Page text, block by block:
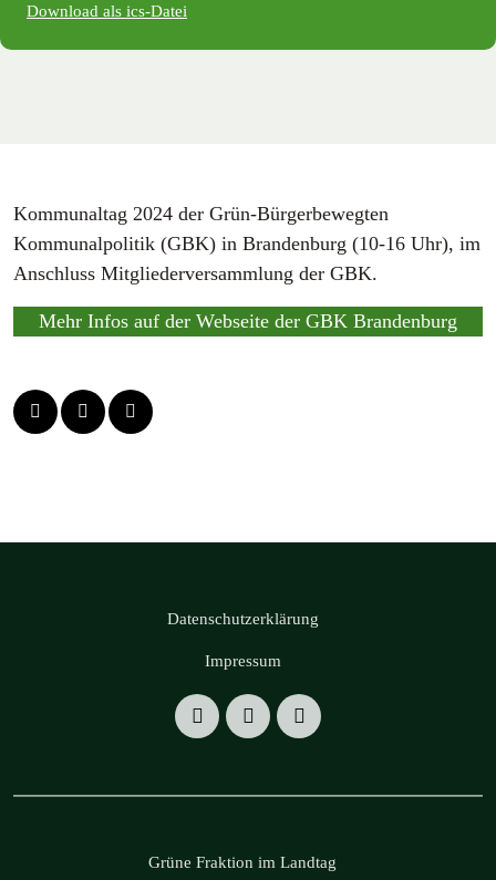
Download als ics-Datei
Kommunaltag 2024 der Grün-Bürgerbewegten
Kommunalpolitik (GBK) in Brandenburg (10-16 Uhr), im
Anschluss Mitgliederversammlung der GBK.
Mehr Infos auf der Webseite der GBK Brandenburg
Datenschutzerklärung
Impressum
Grüne Fraktion im Landtag